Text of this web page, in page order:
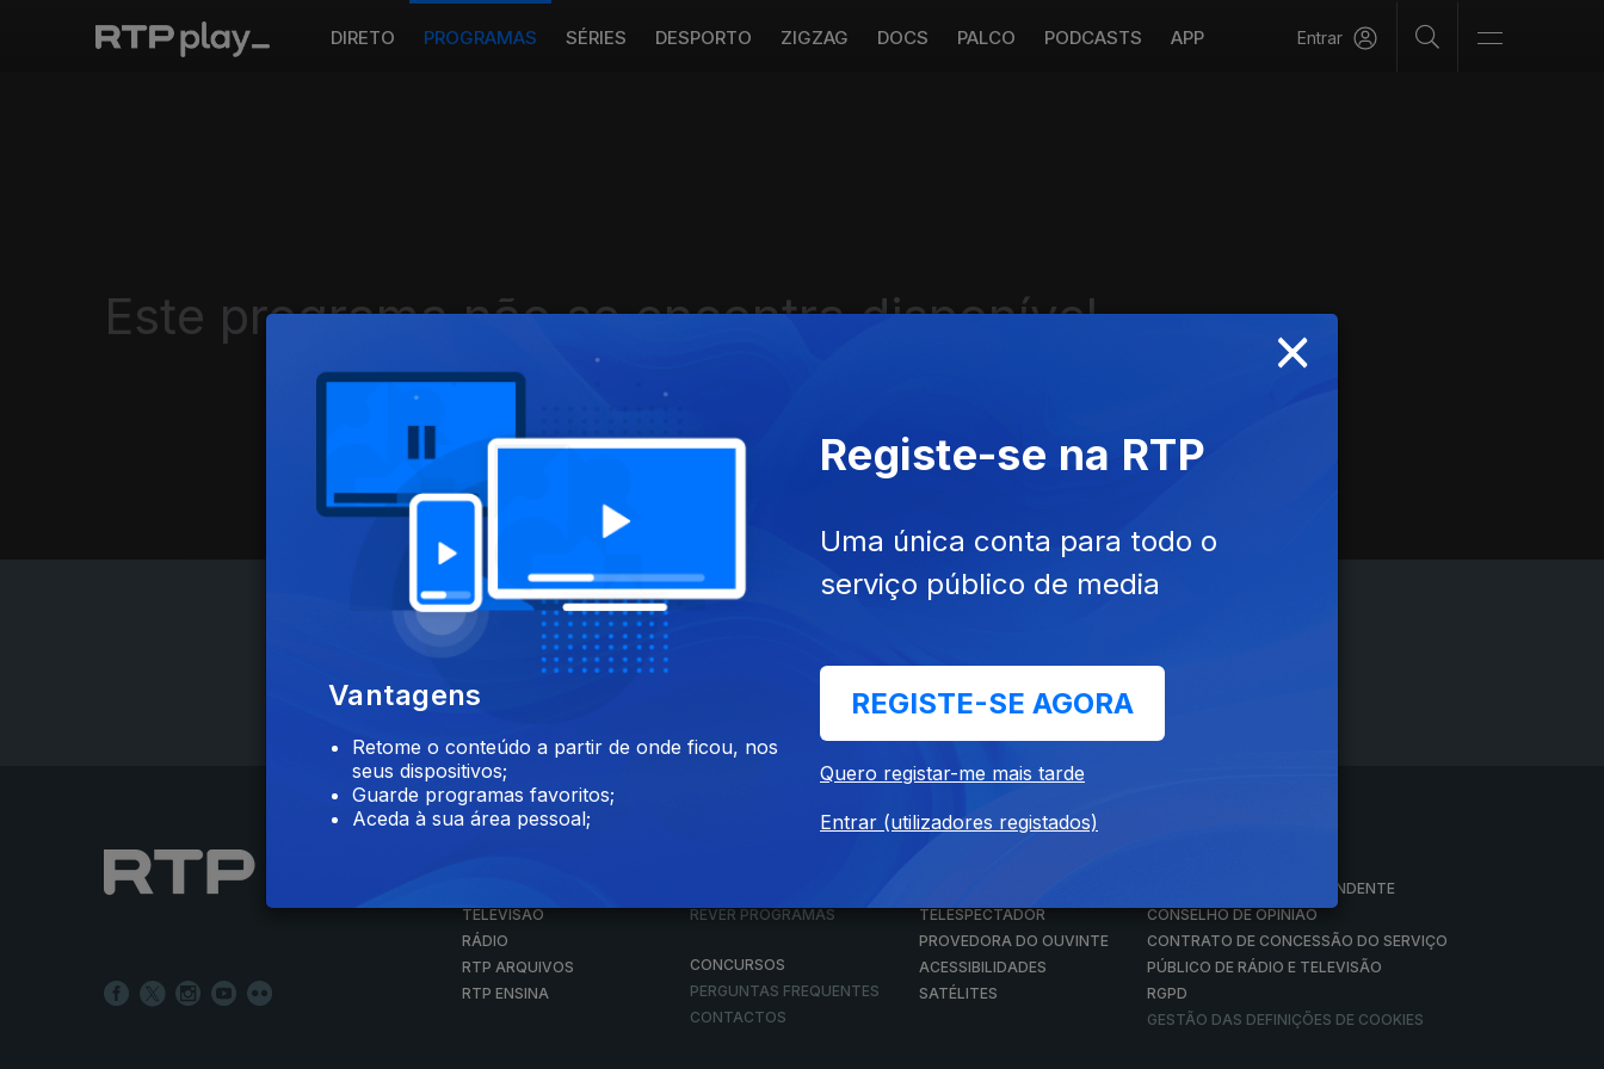
DIRETO PROGRAMAS SÉRIES DESPORTO ZIGZAG DOCS PALCO PODCASTS APP Entrar
Este programa não se encontra disponível
Instale a aplicação RTP Play
TELEVISÃO
RÁDIO
RTP ARQUIVOS
RTP ENSINA
REVER PROGRAMAS
CONCURSOS
PERGUNTAS FREQUENTES
CONTACTOS
TELESPECTADOR
PROVEDORA DO OUVINTE
ACESSIBILIDADES
SATÉLITES
CONSELHO GERAL INDEPENDENTE
CONSELHO DE OPINIÃO
CONTRATO DE CONCESSÃO DO SERVIÇO
PÚBLICO DE RÁDIO E TELEVISÃO
RGPD
GESTÃO DAS DEFINIÇÕES DE COOKIES
×
Vantagens
Retome o conteúdo a partir de onde ficou, nos
seus dispositivos;
Guarde programas favoritos;
Aceda à sua área pessoal;
Registe-se na RTP
Uma única conta para todo o
serviço público de media
REGISTE-SE AGORA
Quero registar-me mais tarde
Entrar (utilizadores registados)